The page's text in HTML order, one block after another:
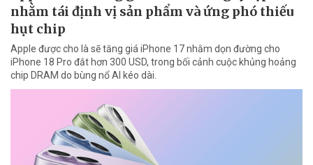
nhằm tái định vị sản phẩm và ứng phó thiếu
hụt chip
Apple được cho là sẽ tăng giá iPhone 17 nhằm dọn đường cho
iPhone 18 Pro đắt hơn 300 USD, trong bối cảnh cuộc khủng hoảng
chip DRAM do bùng nổ AI kéo dài.